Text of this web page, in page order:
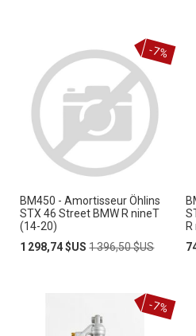
BM450 - Amortisseur Öhlins
STX 46 Street BMW R nineT
(14-20)
Prix
1 298,74 $US Prix
1 396,50 $US
-7%
-7%